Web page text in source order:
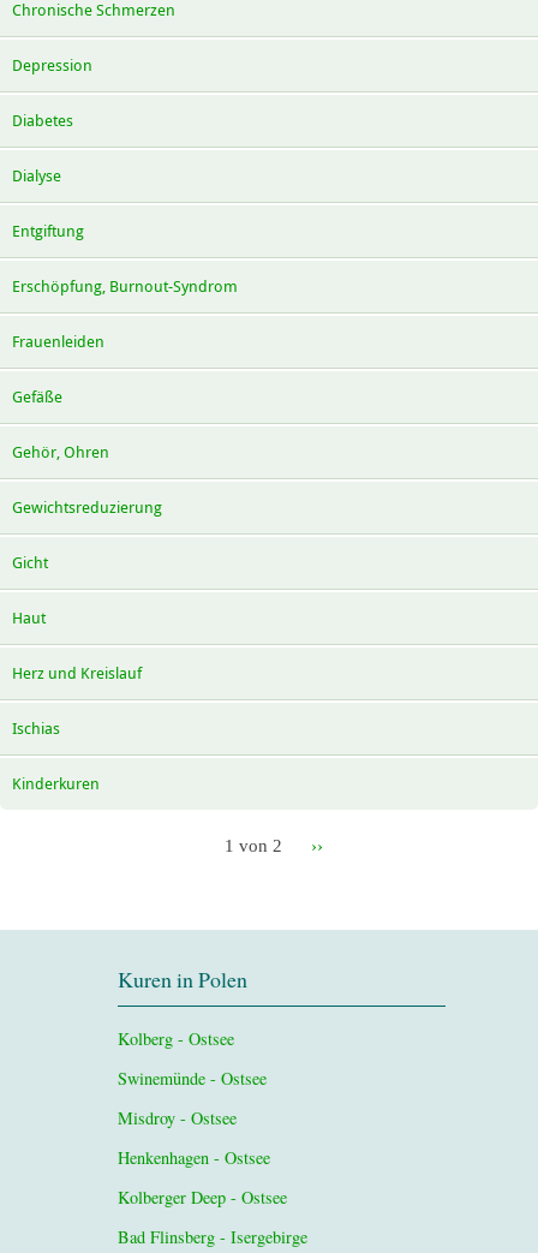
Chronische Schmerzen
Depression
Diabetes
Dialyse
Entgiftung
Erschöpfung, Burnout-Syndrom
Frauenleiden
Gefäße
Gehör, Ohren
Gewichtsreduzierung
Gicht
Haut
Herz und Kreislauf
Ischias
Kinderkuren
1 von 2 ››
Kuren in Polen
Kolberg - Ostsee
Swinemünde - Ostsee
Misdroy - Ostsee
Henkenhagen - Ostsee
Kolberger Deep - Ostsee
Bad Flinsberg - Isergebirge